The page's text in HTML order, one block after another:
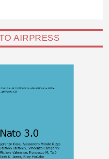
AIRPRESS